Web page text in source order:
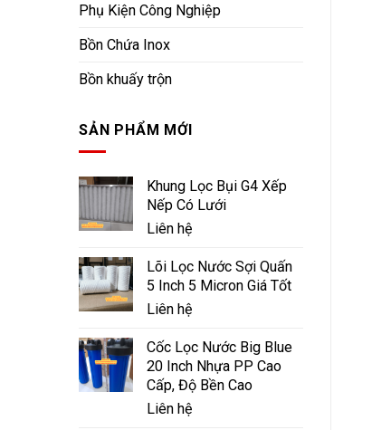
Phụ Kiện Công Nghiệp
Bồn Chứa Inox
Bồn khuấy trộn
SẢN PHẨM MỚI
Khung Lọc Bụi G4 Xếp
Nếp Có Lưới
Liên hệ
Lõi Lọc Nước Sợi Quấn
5 Inch 5 Micron Giá Tốt
Liên hệ
Cốc Lọc Nước Big Blue
20 Inch Nhựa PP Cao
Cấp, Độ Bền Cao
Liên hệ